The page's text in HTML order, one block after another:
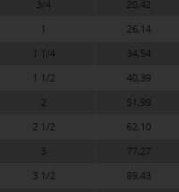
3/4
20,42
1
26,14
1 1/4
34,54
1 1/2
40,39
2
51,99
2 1/2
62,10
3
77,27
3 1/2
89,43